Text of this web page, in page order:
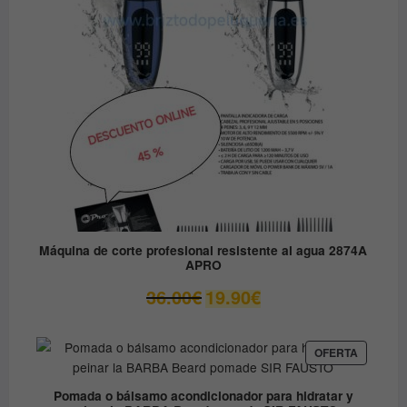
Máquina de corte profesional resistente al agua 2874A
APRO
36.00€ El
precio
era:
36.00€.
19.90€El
precio
es:
19.90€.
OFERTA
EN
Pomada o bálsamo acondicionador para hidratar y